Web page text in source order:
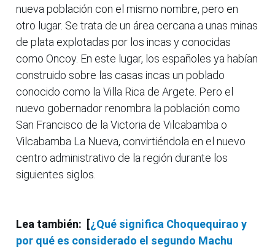
nueva población con el mismo nombre, pero en
otro lugar. Se trata de un área cercana a unas minas
de plata explotadas por los incas y conocidas
como Oncoy. En este lugar, los españoles ya habían
construido sobre las casas incas un poblado
conocido como la Villa Rica de Argete. Pero el
nuevo gobernador renombra la población como
San Francisco de la Victoria de Vilcabamba o
Vilcabamba La Nueva, convirtiéndola en el nuevo
centro administrativo de la región durante los
siguientes siglos.
Lea también: [¿Qué significa Choquequirao y
por qué es considerado el segundo Machu